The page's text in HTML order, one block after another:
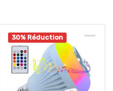
30% Réduction